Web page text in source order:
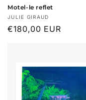
Motel-le reflet
Fournisseur :
JULIE GIRAUD
Prix
€180,00 EUR